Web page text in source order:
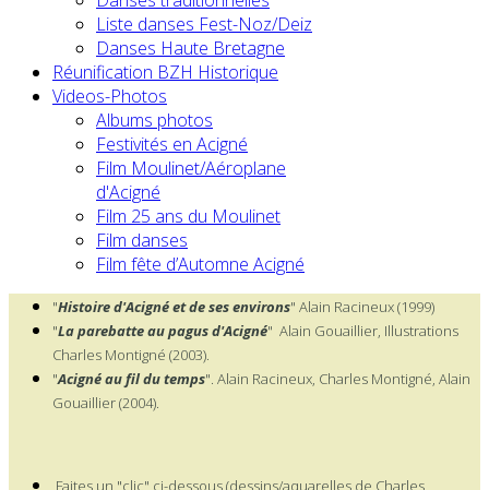
Liste danses Fest-Noz/Deiz
Danses Haute Bretagne
Réunification BZH Historique
Videos-Photos
Albums photos
Festivités en Acigné
Film Moulinet/Aéroplane
d'Acigné
Film 25 ans du Moulinet
Film danses
Film fête d’Automne Acigné
"Histoire d'Acigné et de ses environs" Alain Racineux (1999)
"La parebatte au pagus d'Acigné" Alain Gouaillier, Illustrations
Charles Montigné (2003).
"Acigné au fil du temps". Alain Racineux, Charles Montigné, Alain
Gouaillier (2004).
Faites un "clic" ci-dessous (dessins/aquarelles de Charles